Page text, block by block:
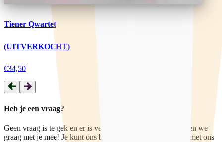
Tiener Qwartet
(UITVERKOCHT)
€34,50
Heb je een vraag?
Geen vraag is te gek en er is veel mogelijk. Bij Qpido denken we
graag met je mee! Je kunt ons bellen of mailen, of anoniem met ons